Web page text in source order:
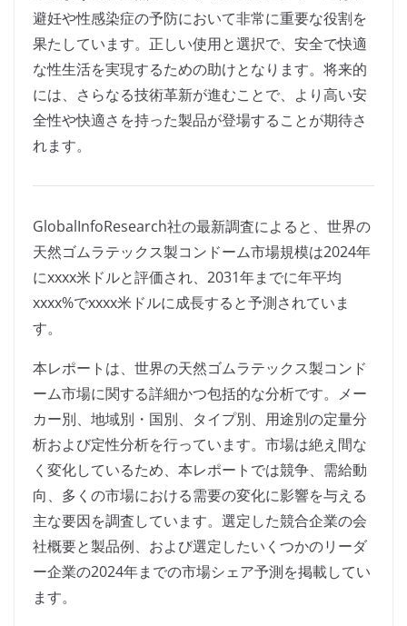
避妊や性感染症の予防において非常に重要な役割を
果たしています。正しい使用と選択で、安全で快適
な性生活を実現するための助けとなります。将来的
には、さらなる技術革新が進むことで、より高い安
全性や快適さを持った製品が登場することが期待さ
れます。
GlobalInfoResearch社の最新調査によると、世界の
天然ゴムラテックス製コンドーム市場規模は2024年
にxxxx米ドルと評価され、2031年までに年平均
xxxx%でxxxx米ドルに成長すると予測されていま
す。
本レポートは、世界の天然ゴムラテックス製コンド
ーム市場に関する詳細かつ包括的な分析です。メー
カー別、地域別・国別、タイプ別、用途別の定量分
析および定性分析を行っています。市場は絶え間な
く変化しているため、本レポートでは競争、需給動
向、多くの市場における需要の変化に影響を与える
主な要因を調査しています。選定した競合企業の会
社概要と製品例、および選定したいくつかのリーダ
ー企業の2024年までの市場シェア予測を掲載してい
ます。